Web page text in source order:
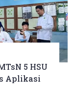
5 HSU
Aplikasi